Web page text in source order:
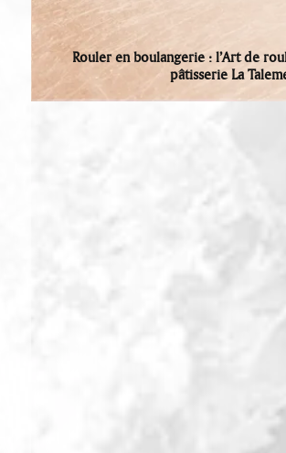
Rouler en boulangerie : l’Art de
pâtisserie La